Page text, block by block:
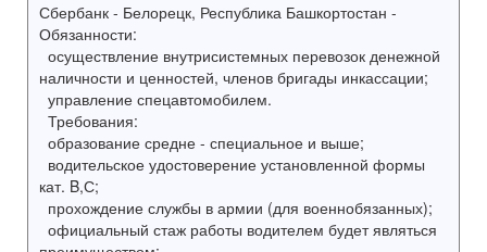
Сбербанк - Белорецк, Республика Башкортостан -
Обязанности:
осуществление внутрисистемных перевозок денежной
наличности и ценностей, членов бригады инкассации;
управление спецавтомобилем.
Требования:
образование средне - специальное и выше;
водительское удостоверение установленной формы
кат. B,С;
прохождение службы в армии (для военнобязанных);
официальный стаж работы водителем будет являться